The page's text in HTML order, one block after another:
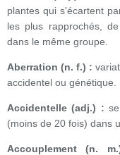
plantes qui s'écartent
les plus rapprochés,
dans le même groupe.
Aberration (n. f.) :
accidentel ou génétique.
Accidentelle (adj.) :
(moins de 20 fois) dans
Accouplement (n.